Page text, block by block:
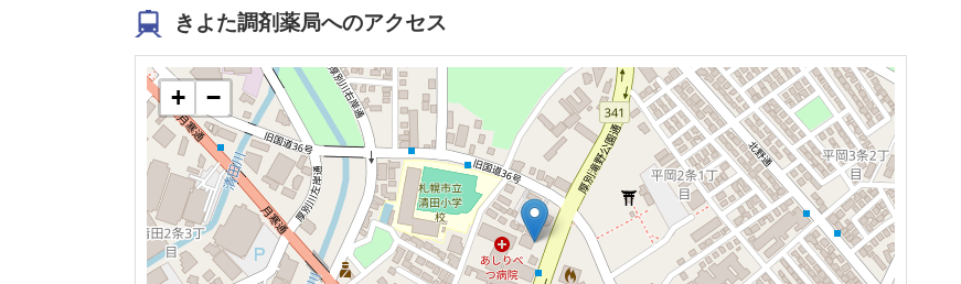
きよた調剤薬局へのアクセス
+ −